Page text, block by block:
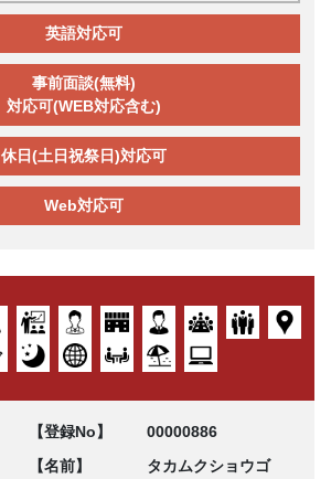
英語対応可
事前面談(無料)
対応可(WEB対応含む)
休日(土日祝祭日)対応可
Web対応可
【登録No】
00000886
【名前】
タカムクショウゴ